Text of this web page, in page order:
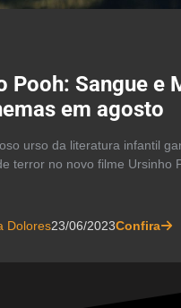
Pooh: Sangue e
em agosto
urso da literatura infantil
terror no novo filme Ursinho
Dolores23/06/2023Confira